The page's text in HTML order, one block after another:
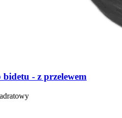
- z przelewem